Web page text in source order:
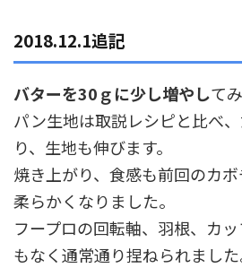
2018.12.1追記
バターを30ｇに少し増やして
パン生地は取説レシピと比べ
り、生地も伸びます。
焼き上がり、食感も前回のカ
柔らかくなりました。
フープロの回転軸、羽根、カ
もなく通常通り捏ねられました